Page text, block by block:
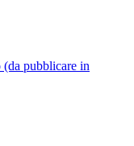
pubblicare in